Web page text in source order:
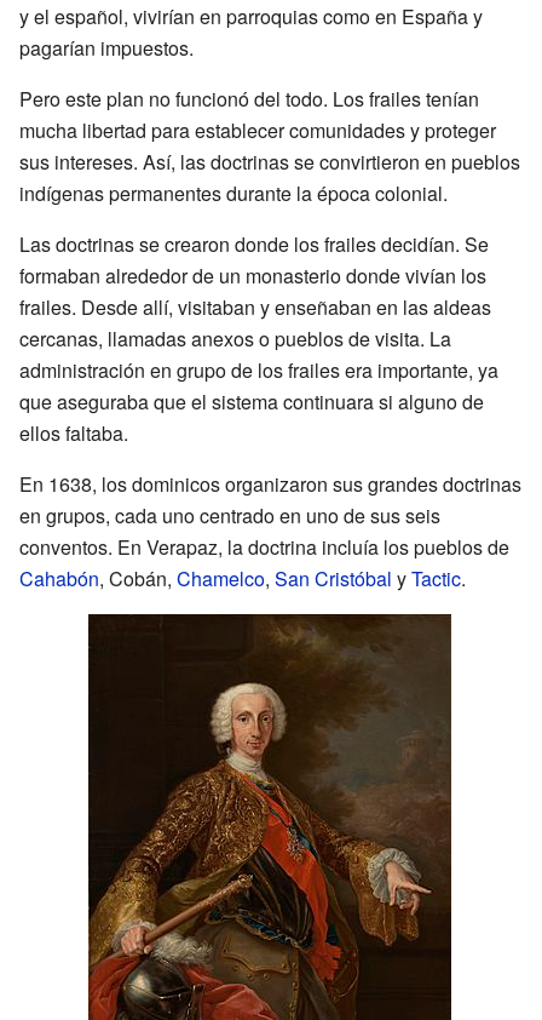
y el español, vivirían en parroquias como en España y
pagarían impuestos.
Pero este plan no funcionó del todo. Los frailes tenían
mucha libertad para establecer comunidades y proteger
sus intereses. Así, las doctrinas se convirtieron en pueblos
indígenas permanentes durante la época colonial.
Las doctrinas se crearon donde los frailes decidían. Se
formaban alrededor de un monasterio donde vivían los
frailes. Desde allí, visitaban y enseñaban en las aldeas
cercanas, llamadas anexos o pueblos de visita. La
administración en grupo de los frailes era importante, ya
que aseguraba que el sistema continuara si alguno de
ellos faltaba.
En 1638, los dominicos organizaron sus grandes doctrinas
en grupos, cada uno centrado en uno de sus seis
conventos. En Verapaz, la doctrina incluía los pueblos de
Cahabón, Cobán, Chamelco, San Cristóbal yTactic.